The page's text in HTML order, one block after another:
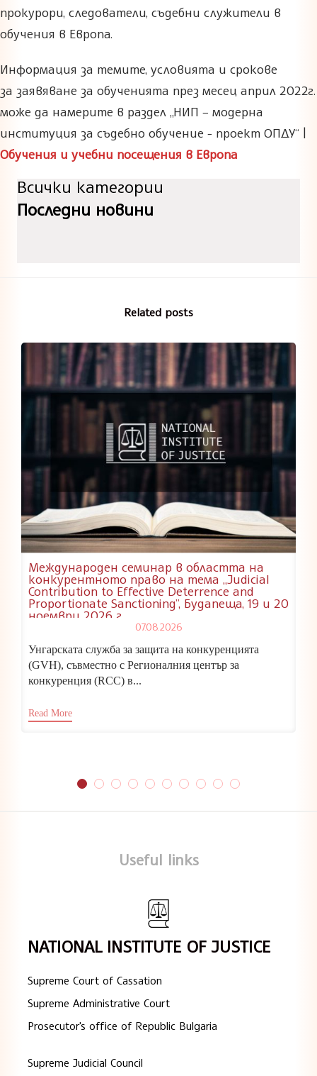
прокурори, следователи, съдебни служители в
обучения в Европа.
Информация за темите, условията и срокове
за заявяване за обученията през месец април 2022г.
може да намерите в раздел „НИП – модерна
институция за съдебно обучение - проект ОПДУ“ |
Обучения и учебни посещения в Европа
Всички категории
Последни новини
Related posts
Международен семинар в областта на
конкурентното право на тема „Judicial
Contribution to Effective Deterrence and
Proportionate Sanctioning”, Будапеща, 19 и 20
ноември 2026 г.
07.08.2026
Унгарската служба за защита на конкуренцията
(GVH), съвместно с Регионалния център за
конкуренция (RCC) в...
Read More
Useful links
NATIONAL INSTITUTE OF JUSTICE
Supreme Court of Cassation
Supreme Administrative Court
Prosecutor's office of Republic Bulgaria
Supreme Judicial Council